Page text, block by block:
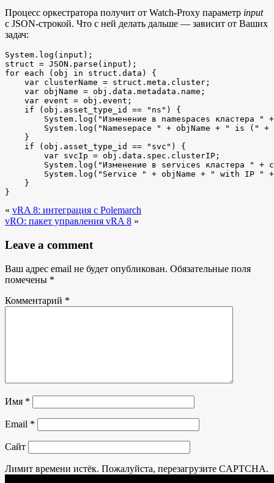
Процесс оркестратора получит от Watch-Proxy параметр input
с JSON-строкой. Что с ней делать дальше — зависит от Ваших
задач:
System.log(input);
struct = JSON.parse(input);
for each (obj in struct.data) {
var clusterName = struct.meta.cluster;
var objName = obj.data.metadata.name;
var event = obj.event;
if (obj.asset_type_id == "ns") {
System.log("Изменение в namespaces кластера "
System.log("Namesepace " + objName + " is (" +
}
if (obj.asset_type_id == "svc") {
var svcIp = obj.data.spec.clusterIP;
System.log("Изменение в services кластера " +
System.log("Service " + objName + " with IP " +
}
}
« vRA 8: интеграция с Polemarch
vRO: пакет управления vRA 8 »
Leave a comment
Ваш адрес email не будет опубликован. Обязательные поля
помечены *
Комментарий *
Имя *
Email *
Сайт
Лимит времени истёк. Пожалуйста, перезагрузите CAPTCHA.